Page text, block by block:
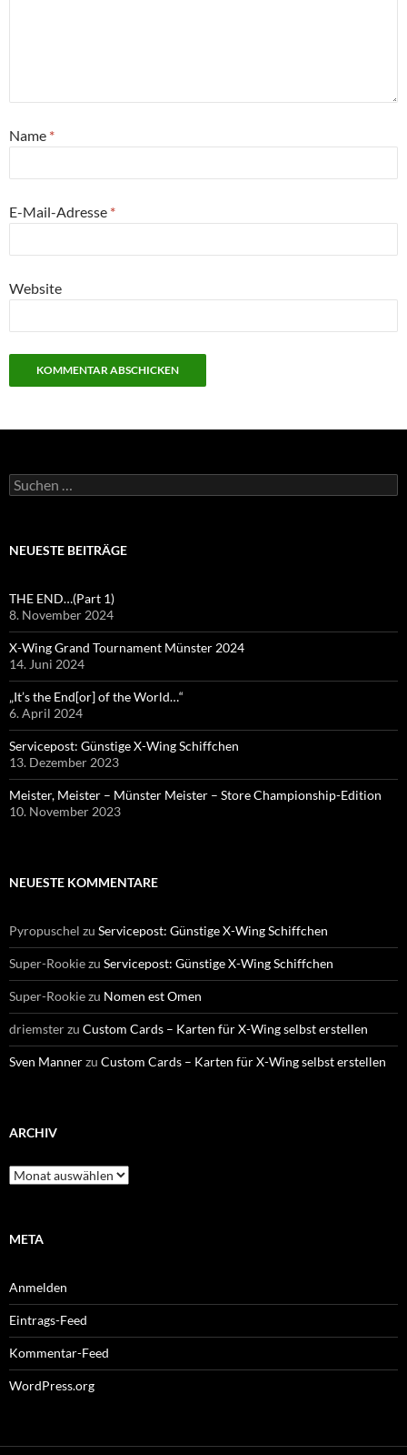
Name *
E-Mail-Adresse *
Website
Suchen
nach:
NEUESTE BEITRÄGE
THE END…(Part 1)
8. November 2024
X-Wing Grand Tournament Münster 2024
14. Juni 2024
„It’s the End[or] of the World…“
6. April 2024
Servicepost: Günstige X-Wing Schiffchen
13. Dezember 2023
Meister, Meister – Münster Meister – Store Championship-Edition
10. November 2023
NEUESTE KOMMENTARE
Pyropuschel zu Servicepost: Günstige X-Wing Schiffchen
Super-Rookiezu Servicepost: Günstige X-Wing Schiffchen
Super-Rookiezu Nomen est Omen
driemsterzu Custom Cards – Karten für X-Wing selbst erstellen
Sven Mannerzu Custom Cards – Karten für X-Wing selbst erstellen
ARCHIV
Archiv
META
Anmelden
Eintrags-Feed
Kommentar-Feed
WordPress.org